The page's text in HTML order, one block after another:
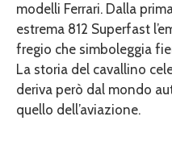
modelli Ferrari. Dalla
estrema 812 Superfast
fregio che simboleggia
La storia del cavallino
deriva però dal mondo
quello dell’aviazione.